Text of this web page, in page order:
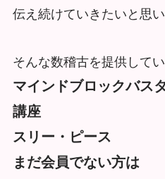
伝え続けていきたいと思い
そんな数稽古を提供して
マインドブロックバス
講座
スリー・ピース
まだ会員でない方は